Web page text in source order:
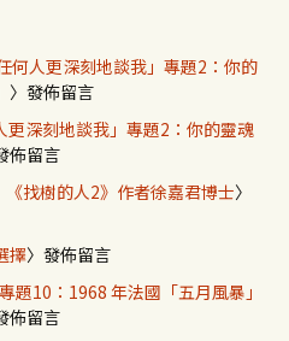
何人更深刻地談我」專題2：你的
〉發佈留言
更深刻地談我」專題2：你的靈魂
佈留言
找樹的人2》作者徐嘉君博士〉
擇〉發佈留言
題10：1968 年法國「五月風暴」
佈留言